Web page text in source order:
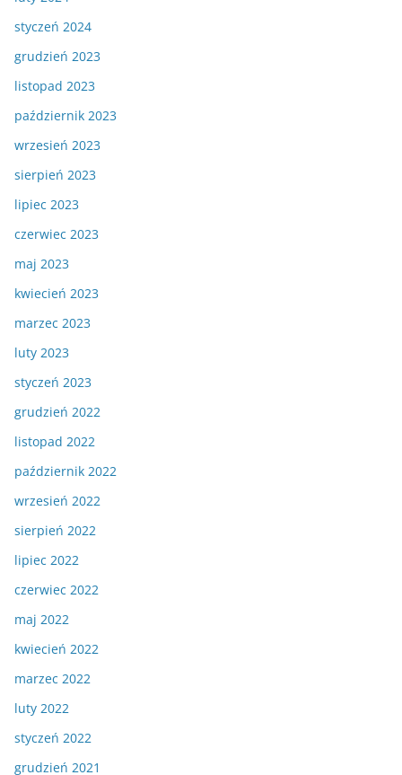
styczeń 2024
grudzień 2023
listopad 2023
październik 2023
wrzesień 2023
sierpień 2023
lipiec 2023
czerwiec 2023
maj 2023
kwiecień 2023
marzec 2023
luty 2023
styczeń 2023
grudzień 2022
listopad 2022
październik 2022
wrzesień 2022
sierpień 2022
lipiec 2022
czerwiec 2022
maj 2022
kwiecień 2022
marzec 2022
luty 2022
styczeń 2022
grudzień 2021